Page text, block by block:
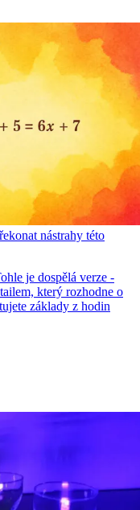
nástrahy této
je dospělá verze -
který rozhodne o
základy z hodin